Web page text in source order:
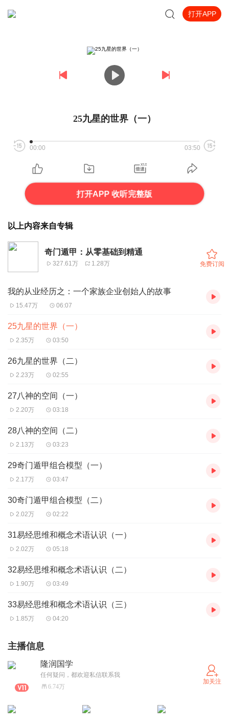
打开APP
25九星的世界（一）
00:00 03:50
打开APP 收听完整版
以上内容来自专辑
奇门遁甲：从零基础到精通
327.61万 1.28万 免费订阅
我的从业经历之：一个家族企业创始人的故事
15.47万 06:07
25九星的世界（一）
2.35万 03:50
26九星的世界（二）
2.23万 02:55
27八神的空间（一）
2.20万 03:18
28八神的空间（二）
2.13万 03:23
29奇门遁甲组合模型（一）
2.17万 03:47
30奇门遁甲组合模型（二）
2.02万 02:22
31易经思维和概念术语认识（一）
2.02万 05:18
32易经思维和概念术语认识（二）
1.90万 03:49
33易经思维和概念术语认识（三）
1.85万 04:20
主播信息
隆润国学
任何疑问，都欢迎私信联系我
6.74万
加关注